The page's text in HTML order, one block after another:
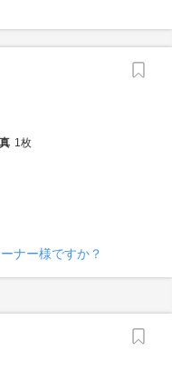
1枚
ナー様ですか？